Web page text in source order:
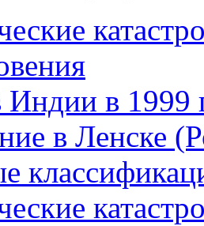
Индии в 1999
в Ленске